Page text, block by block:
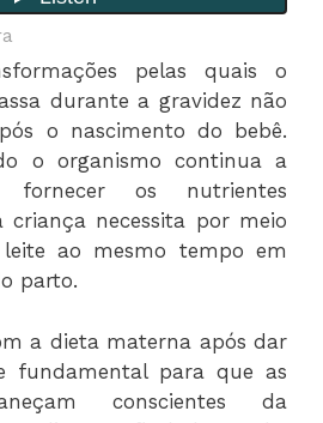
pelas quais o
durante a gravidez não
o nascimento do bebê.
o organismo continua a
fornecer os nutrientes
criança necessita por meio
ao mesmo tempo em
parto.
a dieta materna após dar
fundamental para que as
conscientes da